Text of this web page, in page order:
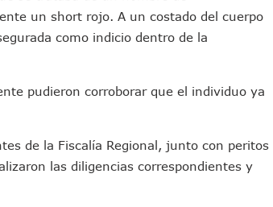
De Autismo En Puerto Vallarta
California Con Seminarios Turísticos
De Electromovilidad En Puerto Vallarta
De Puerto Vallarta
A 4 Cuerpos Encontrados En El Río
De La Liga Premier FMF
un short rojo. A un costado del cuerpo
como indicio dentro de la
pudieron corroborar que el individuo ya
de la Fiscalía Regional, junto con peritos
las diligencias correspondientes y